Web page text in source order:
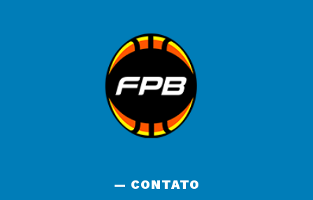
— CONTATO